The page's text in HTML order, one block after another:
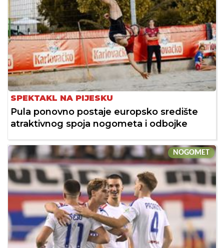
SPEKTAKL NA PIJESKU
Pula ponovno postaje europsko središte
atraktivnog spoja nogometa i odbojke
NOGOMET